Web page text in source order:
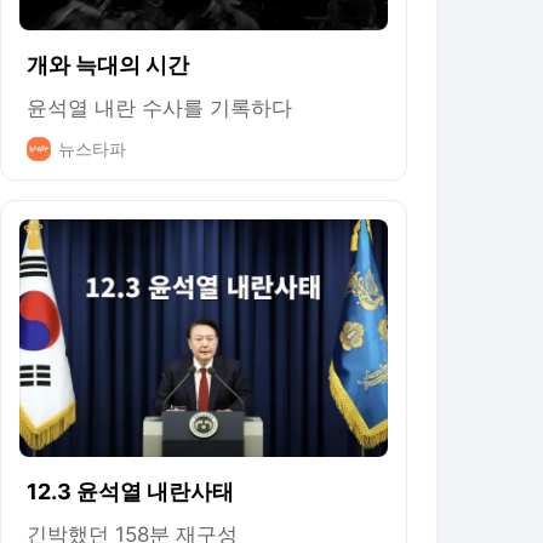
개와 늑대의 시간
윤석열 내란 수사를 기록하다
뉴스타파
12.3 윤석열 내란사태
긴박했던 158분 재구성